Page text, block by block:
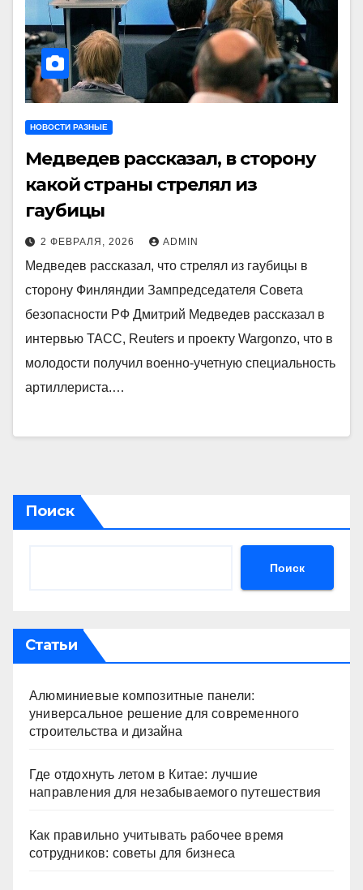
НОВОСТИ РАЗНЫЕ
Медведев рассказал, в сторону
какой страны стрелял из
гаубицы
2 ФЕВРАЛЯ, 2026 ADMIN
Медведев рассказал, что стрелял из гаубицы в
сторону Финляндии Зампредседателя Совета
безопасности РФ Дмитрий Медведев рассказал в
интервью ТАСС, Reuters и проекту Wargonzo, что в
молодости получил военно-учетную специальность
артиллериста.…
Поиск
Поиск
Статьи
Алюминиевые композитные панели:
универсальное решение для современного
строительства и дизайна
Где отдохнуть летом в Китае: лучшие
направления для незабываемого путешествия
Как правильно учитывать рабочее время
сотрудников: советы для бизнеса